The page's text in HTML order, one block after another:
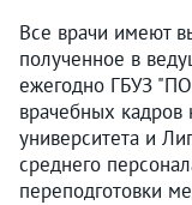
Все врачи имеют
полученное в
ежегодно ГБУЗ
врачебных кадров
университета и
среднего
переподготовки